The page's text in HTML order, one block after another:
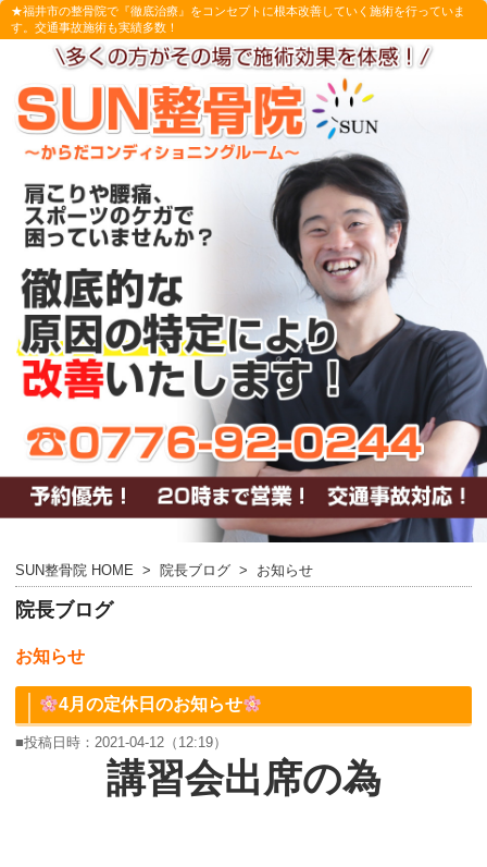
★福井市の整骨院で『徹底治療』をコンセプトに根本改善していく施術を行っていま
す。交通事故施術も実績多数！
SUN整骨院 HOME > 院長ブログ > お知らせ
院長ブログ
お知らせ
4月の定休日のお知らせ
■投稿日時：2021-04-12（12:19）
講習会出席の為